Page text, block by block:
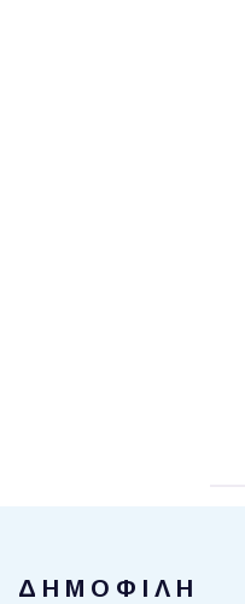
ΔΗΜΟΦΙΛΗ